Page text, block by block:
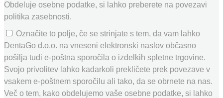
Obdeluje osebne podatke, si lahko preberete na povezavi
politika zasebnosti.
Označite to polje, če se strinjate s tem, da vam lahko
DentaGo d.o.o. na vneseni elektronski naslov občasno
pošilja tudi e-poštna sporočila o izdelkih spletne trgovine.
Svojo privolitev lahko kadarkoli prekličete prek povezave v
vsakem e-poštnem sporočilu ali tako, da se obrnete na nas.
Več o tem, kako obdelujemo vaše osebne podatke, si lahko